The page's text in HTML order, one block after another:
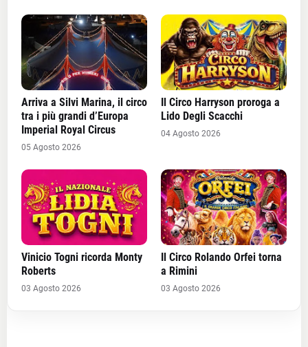
Arriva a Silvi Marina, il circo
tra i più grandi d’Europa
Imperial Royal Circus
05 Agosto 2026
Il Circo Harryson proroga a
Lido Degli Scacchi
04 Agosto 2026
Vinicio Togni ricorda Monty
Roberts
03 Agosto 2026
Il Circo Rolando Orfei torna
a Rimini
03 Agosto 2026